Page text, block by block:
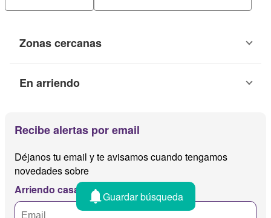
Zonas cercanas
En arriendo
Recibe alertas por email
Déjanos tu email y te avisamos cuando tengamos
novedades sobre
Arriendo casas eternit
Guardar búsqueda